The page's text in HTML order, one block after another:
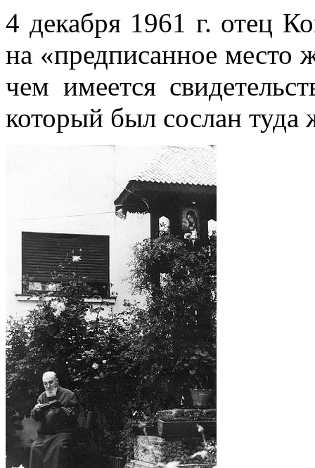
4 декабря 1961 г. отец
на «предписанное место
чем имеется
который был сослан туда